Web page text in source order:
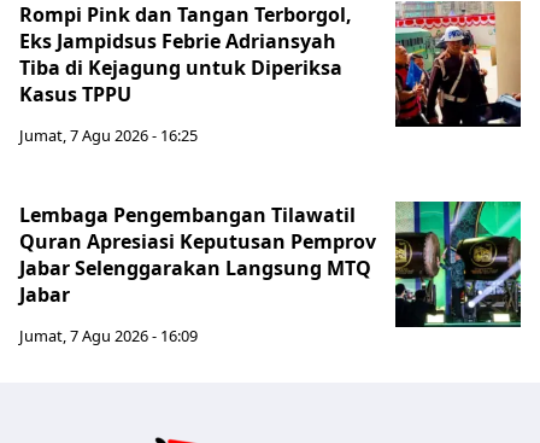
Rompi Pink dan Tangan Terborgol,
Eks Jampidsus Febrie Adriansyah
Tiba di Kejagung untuk Diperiksa
Kasus TPPU
Jumat, 7 Agu 2026 - 16:25
Lembaga Pengembangan Tilawatil
Quran Apresiasi Keputusan Pemprov
Jabar Selenggarakan Langsung MTQ
Jabar
Jumat, 7 Agu 2026 - 16:09